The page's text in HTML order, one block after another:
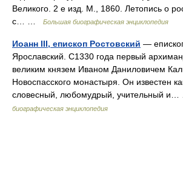
Великого. 2 е изд. М., 1860. Летопись о
с… …
Большая биографическая энциклопедия
Иоанн III, епископ Ростовский —
Ярославский. С1330 года первый
великим князем Иваном Даниловичем
Новоспасского монастыря. Он известен
словесный, любомудрый, учительный
биографическая энциклопедия